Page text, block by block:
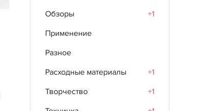
Обзоры
+1
Применение
Разное
Расходные материалы
+1
Творчество
+1